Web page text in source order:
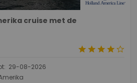
cruise met de
starstarstarstarstar_border
29-08-2026